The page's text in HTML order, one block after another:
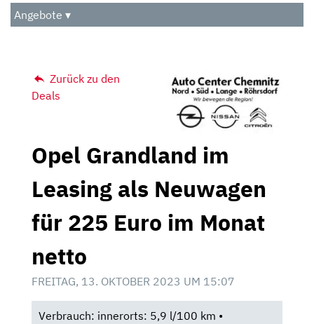
Audio
Das Beste
Angebote ▾
Zurück zu den
Deals
Opel Grandland im
Leasing als Neuwagen
für 225 Euro im Monat
netto
FREITAG, 13. OKTOBER 2023 UM 15:07
Verbrauch: innerorts: 5,9 l/100 km •